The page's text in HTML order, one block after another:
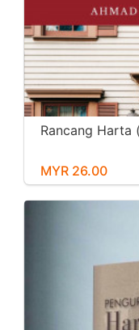
Rancang Harta
MYR 26.00